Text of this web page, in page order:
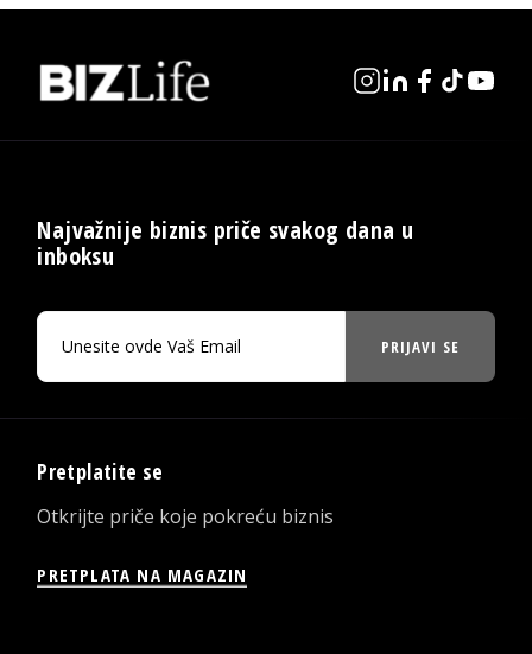
Najvažnije biznis priče svakog dana u
inboksu
PRIJAVI SE
Pretplatite se
Otkrijte priče koje pokreću biznis
PRETPLATA NA MAGAZIN